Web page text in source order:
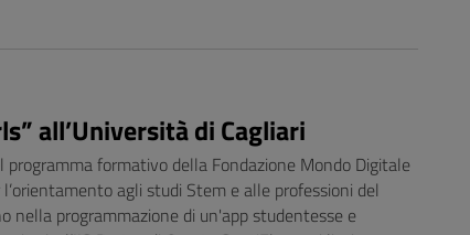
all’Università di Cagliari
programma formativo della Fondazione Mondo Digitale
agli studi Stem e alle professioni del
nella programmazione di un'app studentesse e